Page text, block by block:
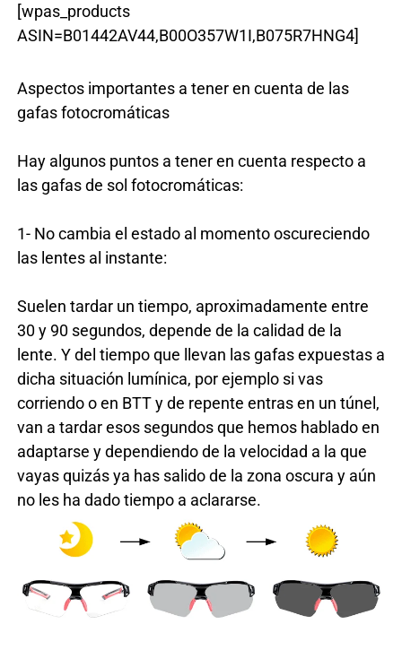
[wpas_products
ASIN=B01442AV44,B00O357W1I,B075R7HNG4]
Aspectos importantes a tener en cuenta de las
gafas fotocromáticas
Hay algunos puntos a tener en cuenta respecto a
las gafas de sol fotocromáticas:
1- No cambia el estado al momento oscureciendo
las lentes al instante:
Suelen tardar un tiempo, aproximadamente entre
30 y 90 segundos, depende de la calidad de la
lente. Y del tiempo que llevan las gafas expuestas a
dicha situación lumínica, por ejemplo si vas
corriendo o en BTT y de repente entras en un túnel,
van a tardar esos segundos que hemos hablado en
adaptarse y dependiendo de la velocidad a la que
vayas quizás ya has salido de la zona oscura y aún
no les ha dado tiempo a aclararse.